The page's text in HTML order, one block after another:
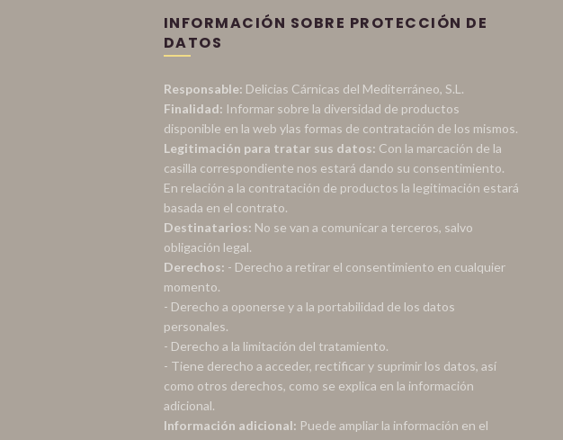
INFORMACIÓN SOBRE PROTECCIÓN DE
DATOS
Responsable: Delicias Cárnicas del Mediterráneo, S.L.
Finalidad: Informar sobre la diversidad de productos
disponible en la web ylas formas de contratación de los mismos.
Legitimación para tratar sus datos: Con la marcación de la
casilla correspondiente nos estará dando su consentimiento.
En relación a la contratación de productos la legitimación estará
basada en el contrato.
Destinatarios: No se van a comunicar a terceros, salvo
obligación legal.
Derechos: - Derecho a retirar el consentimiento en cualquier
momento.
- Derecho a oponerse y a la portabilidad de los datos
personales.
- Derecho a la limitación del tratamiento.
- Tiene derecho a acceder, rectificar y suprimir los datos, así
como otros derechos, como se explica en la información
adicional.
Información adicional: Puede ampliar la información en el